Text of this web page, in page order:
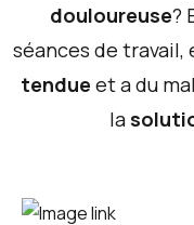
douloureuse?
séances de travail,
tendue et a du
la